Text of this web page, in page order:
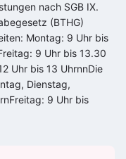
nach SGB IX.
(BTHG)
Montag: 9 Uhr bis
9 Uhr bis 13.30
Uhr bis 13 UhrnnDie
Dienstag,
9 Uhr bis